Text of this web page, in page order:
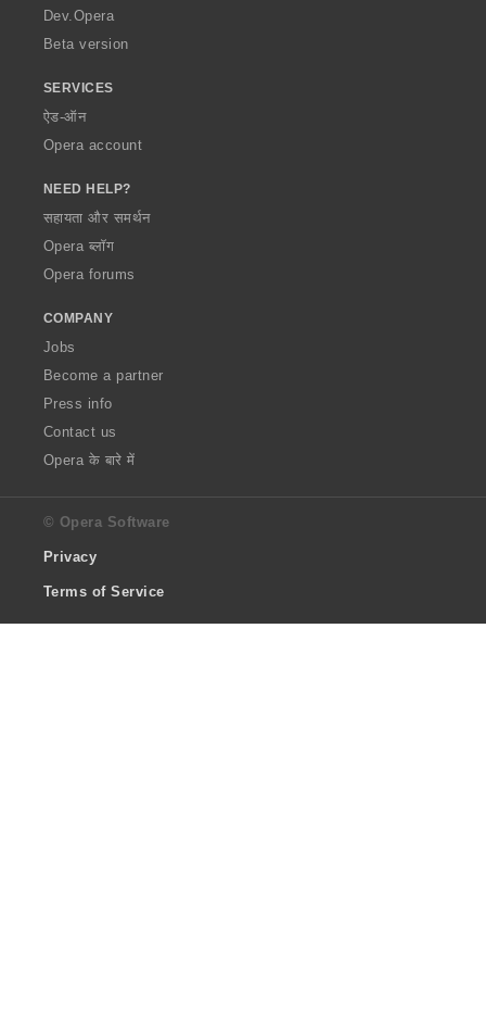
a
Dev.Opera
Beta version
SERVICES
ऐड-ऑन
Opera account
NEED HELP?
सहायता और समर्थन
Opera ब्लॉग
Opera forums
COMPANY
Jobs
Become a partner
Press info
Contact us
Opera के बारे में
© Opera Software
Privacy
Terms of Service